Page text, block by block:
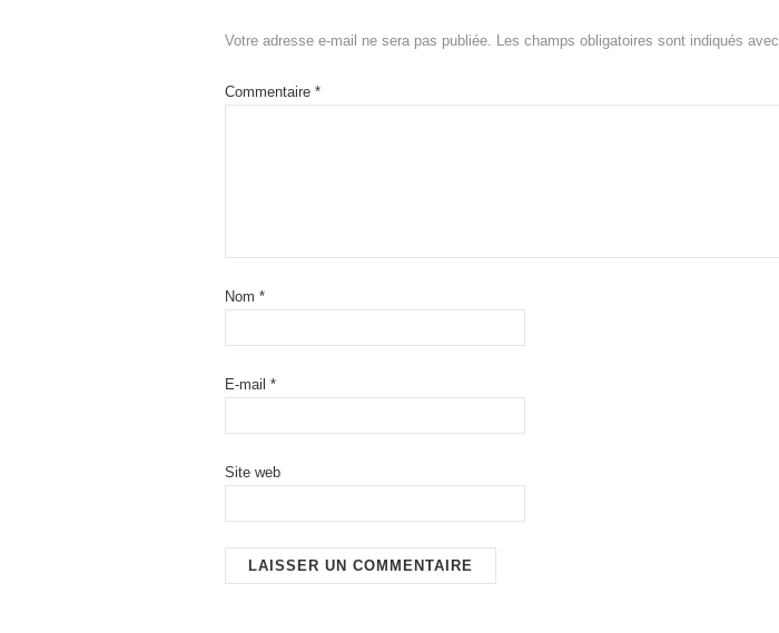
Votre adresse e-mail ne sera pas publiée. Les champs obligatoires sont indiqués avec
Commentaire *
Nom *
E-mail *
Site web